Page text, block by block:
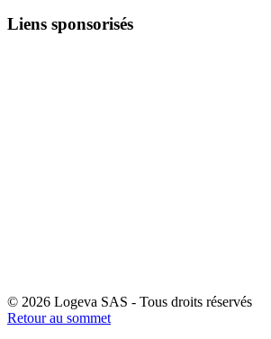
Liens sponsorisés
© 2026 Logeva SAS - Tous droits réservés
Retour au sommet